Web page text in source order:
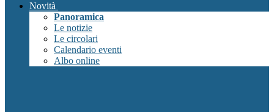
Novità
Panoramica
Le notizie
Le circolari
Calendario eventi
Albo online